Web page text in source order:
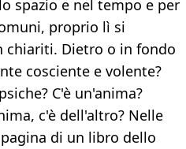
spazio e nel tempo e per
proprio lì si
chiariti. Dietro o in fondo
cosciente e volente?
C'è un'anima?
c'è dell'altro? Nelle
di un libro dello